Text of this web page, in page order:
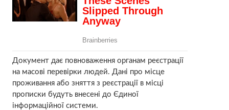
Документ дає повноваження органам реєстрації
на масові перевірки людей. Дані про місце
проживання або зняття з реєстрації в місці
прописки будуть внесені до Єдиної
інформаційної системи.